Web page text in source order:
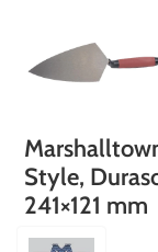
Style,
241×121 mm